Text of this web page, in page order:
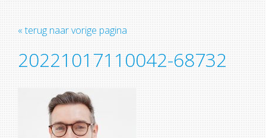
« terug naar vorige pagina
20221017110042-68732